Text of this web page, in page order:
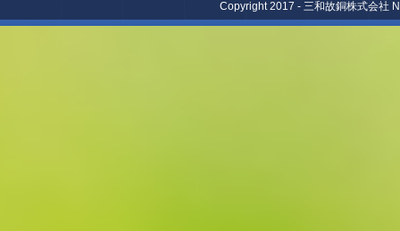
Copyright 2017 - 三和故銅株式会社